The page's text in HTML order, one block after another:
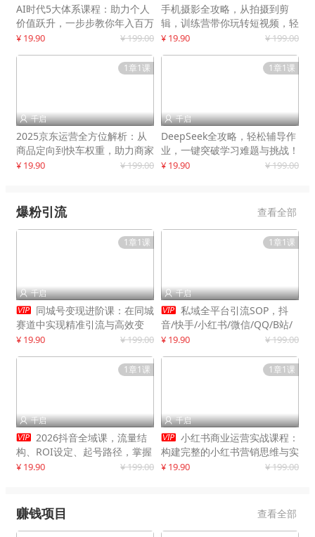
AI时代5大体系课程：助力个人
价值跃升，一步步教你年入百万
¥ 19.90 ¥ 199.00
手机摄影全攻略，从拍摄到剪
辑，训练营带你玩转短视频，轻
松拍大片
¥ 19.90 ¥ 199.00
1章1课
 千启
2025京东运营全方位解析：从
商品定向到快车权重，助力商家
打造爆款商品
¥ 19.90 ¥ 199.00
1章1课
 千启
DeepSeek全攻略，轻松辅导作
业，一键突破学习难题与挑战！
¥ 19.90 ¥ 199.00
爆粉引流 查看全部
1章1课
 千启
 同城号变现进阶课：在同城
赛道中实现精准引流与高效变
现，单店月引流成交额提升50%
¥ 19.90 ¥ 199.00
1章1课
 千启
 私域全平台引流SOP，抖
音/快手/小红书/微信/QQ/B站/
闲鱼等，技术合集，高效转化公
¥ 19.90 ¥ 199.00
1章1课
 千启
 2026抖音全域课，流量结
构、ROI设定、起号路径，掌握
平台新规下利润最大化
¥ 19.90 ¥ 199.00
1章1课
 千启
 小红书商业运营实战课程：
构建完整的小红书营销思维与实
战能力，案例店铺月销破百万！
¥ 19.90 ¥ 199.00
赚钱项目 查看全部